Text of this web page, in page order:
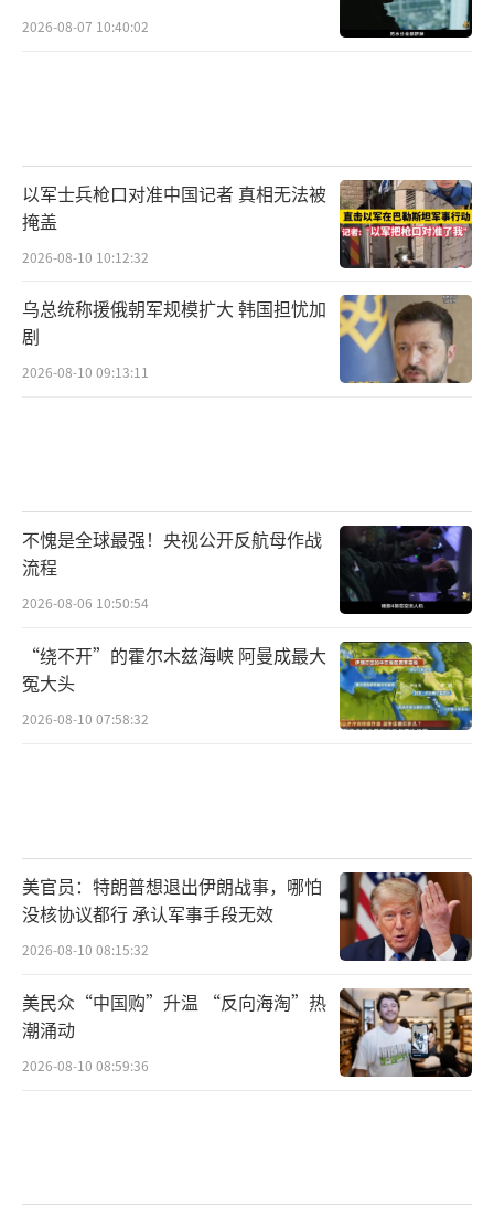
2026-08-07 10:40:02
以军士兵枪口对准中国记者 真相无法被
掩盖
2026-08-10 10:12:32
乌总统称援俄朝军规模扩大 韩国担忧加
剧
2026-08-10 09:13:11
不愧是全球最强！央视公开反航母作战
流程
2026-08-06 10:50:54
“绕不开”的霍尔木兹海峡 阿曼成最大
冤大头
2026-08-10 07:58:32
美官员：特朗普想退出伊朗战事，哪怕
没核协议都行 承认军事手段无效
2026-08-10 08:15:32
美民众“中国购”升温 “反向海淘”热
潮涌动
2026-08-10 08:59:36